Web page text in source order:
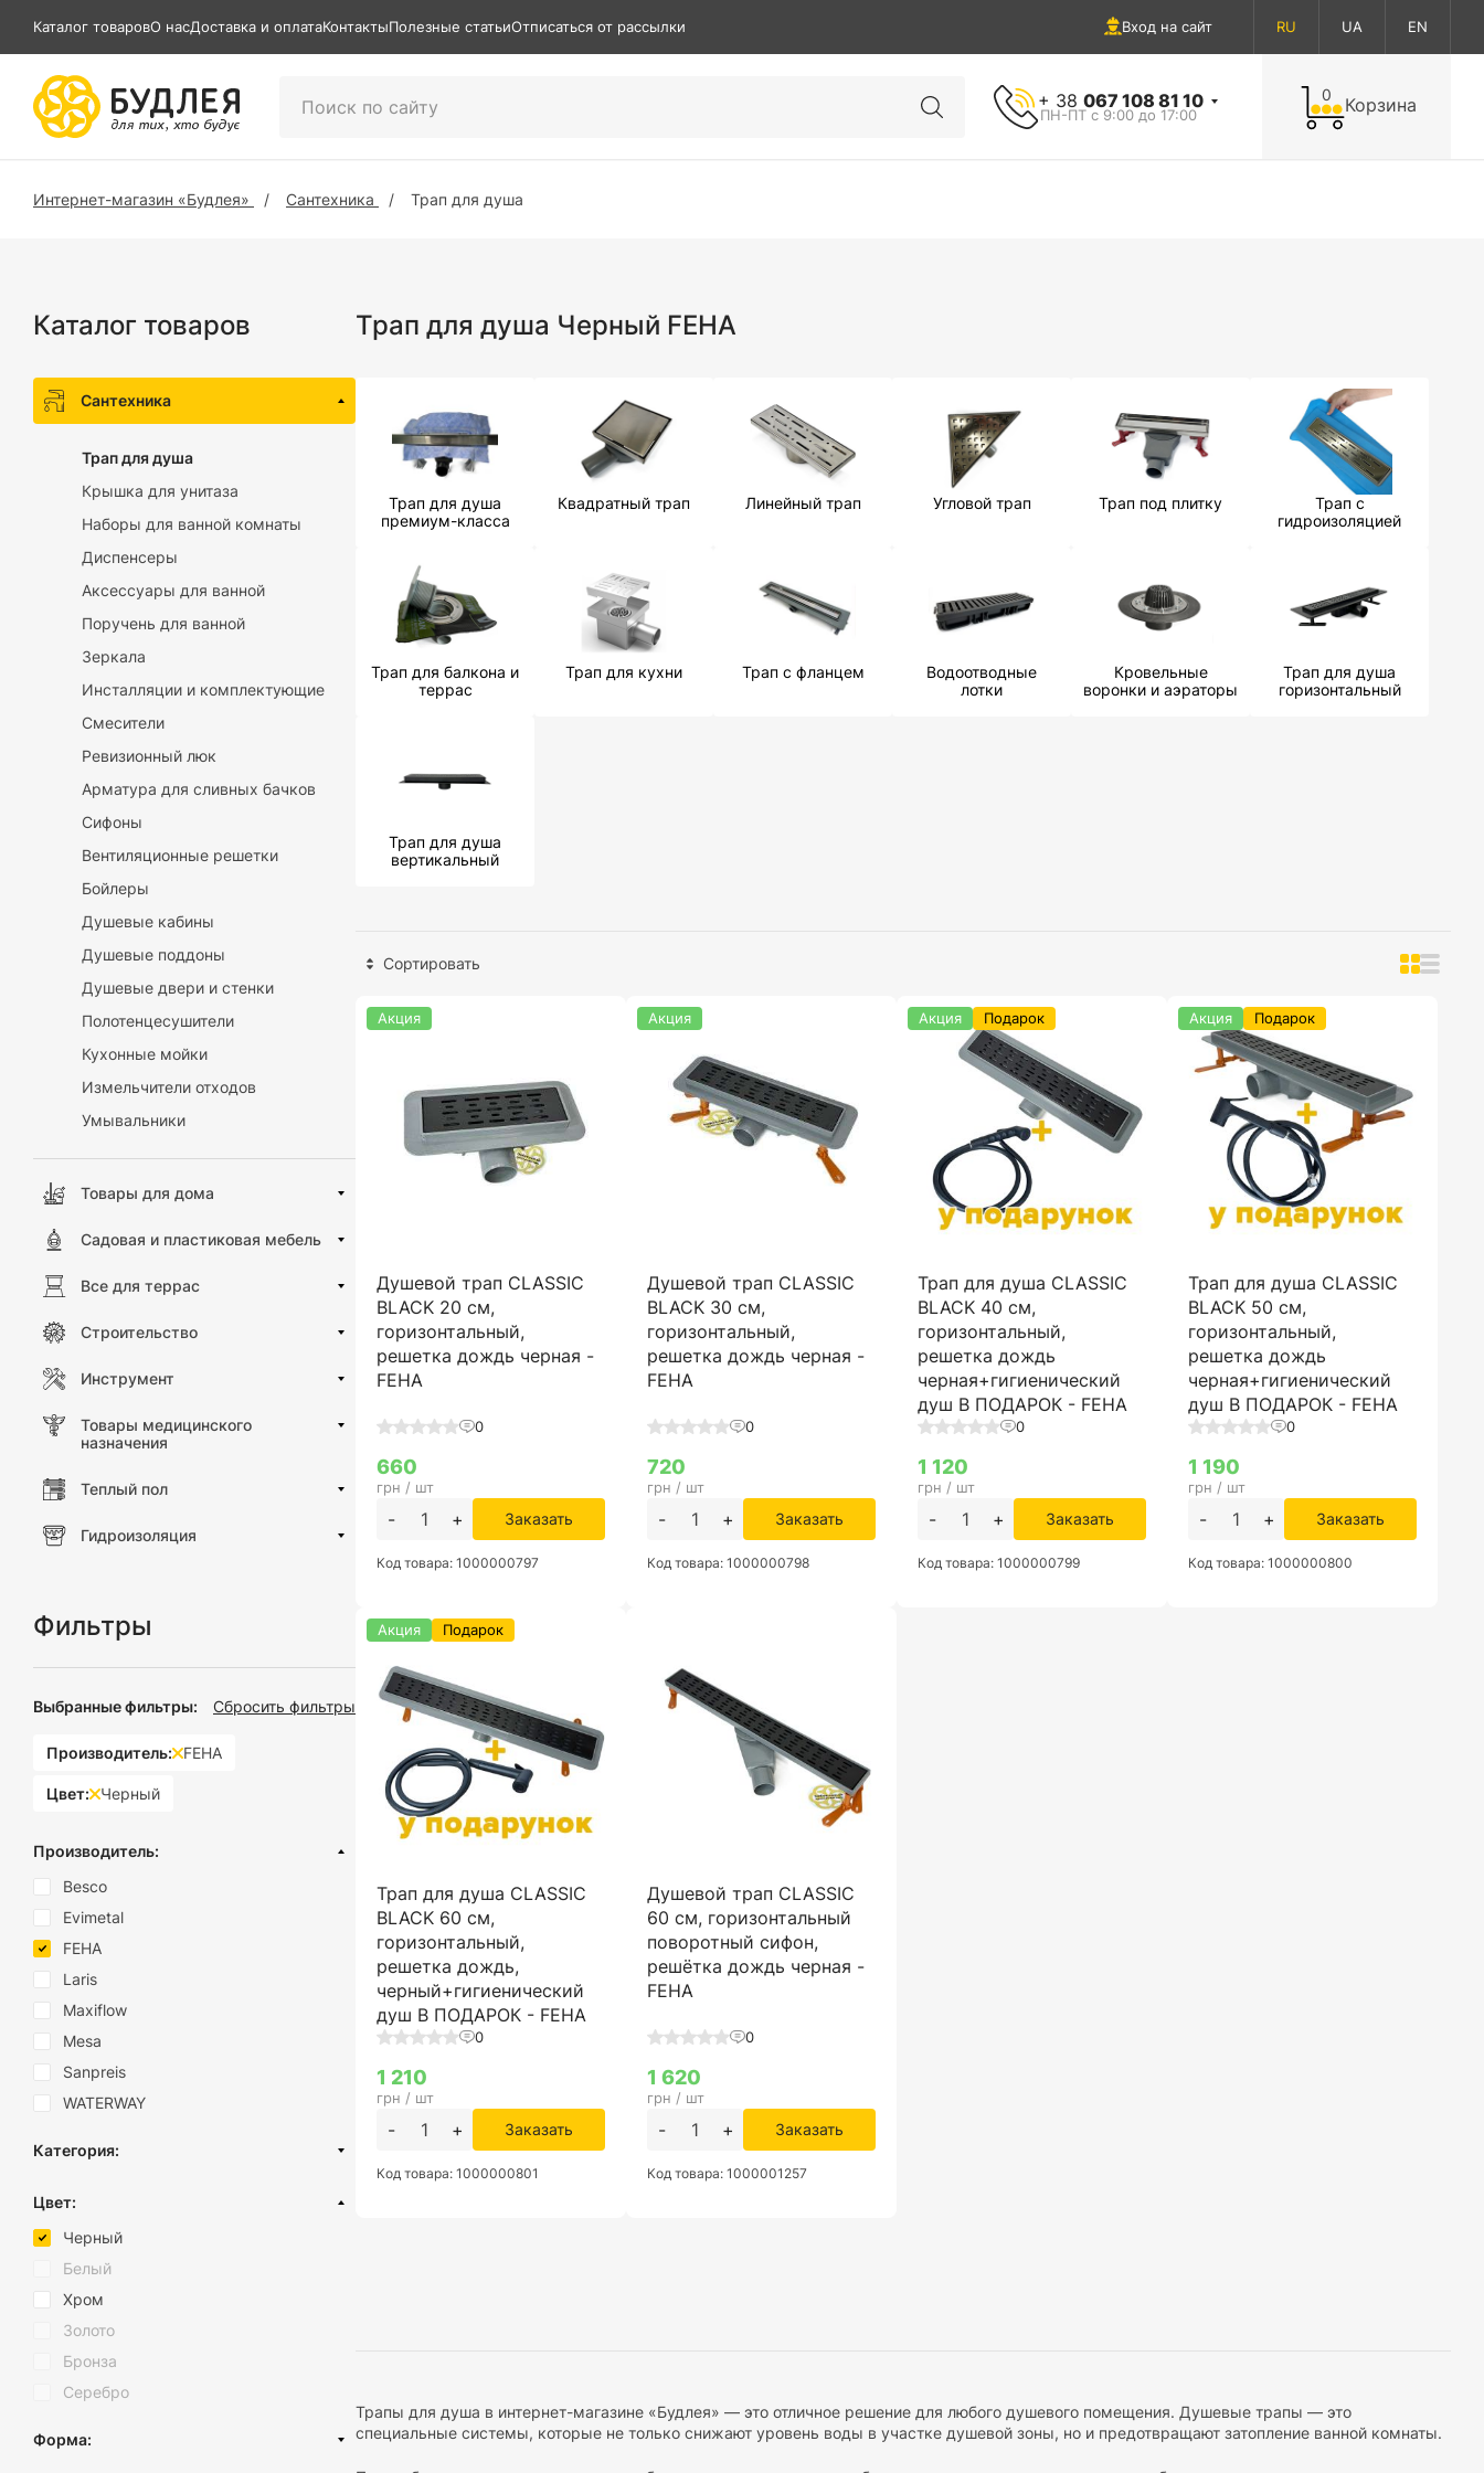
Каталог товаровО насДоставка и оплатаКонтактыПолезные статьиОтписаться от рассылки Вход на сайт RU UA EN
+ 38 067 108 81 10
ПН-ПТ с 9:00 до 17:00
0 Корзина
Интернет-магазин «Будлея» Сантехника Трап для душа
Каталог товаров
Сантехника
Трап для душа
Крышка для унитаза
Наборы для ванной комнаты
Диспенсеры
Аксессуары для ванной
Поручень для ванной
Зеркала
Инсталляции и комплектующие
Смесители
Ревизионный люк
Арматура для сливных бачков
Сифоны
Вентиляционные решетки
Бойлеры
Душевые кабины
Душевые поддоны
Душевые двери и стенки
Полотенцесушители
Кухонные мойки
Измельчители отходов
Умывальники
Товары для дома
Садовая и пластиковая мебель
Все для террас
Строительство
Инструмент
Товары медицинского
назначения
Теплый пол
Гидроизоляция
Фильтры
Выбранные фильтры: Сбросить фильтры
Производитель: FEHA
Цвет: Черный
Производитель:
Besco
Evimetal
FEHA
Laris
Maxiflow
Mesa
Sanpreis
WATERWAY
Категория:
Трап для балкона и террасы
Цвет:
Черный
Белый
Хром
Золото
Бронза
Серебро
Форма:
Трап для душа Черный FEHA
Трапы для душа в интернет-магазине «Будлея» — это отличное решение для любого душевого помещения. Душевые трапы — это
специальные системы, которые не только снижают уровень воды в участке душевой зоны, но и предотвращают затопление ванной комнаты.
Трап для душа
премиум-класса
Квадратный трап Линейный трап Угловой трап Трап под плитку
Трап с
гидроизоляцией
Трап для балкона и
террас
Трап для кухни Трап с фланцем
Водоотводные
лотки
Кровельные
воронки и аэраторы
Трап для душа
горизонтальный
Трап для душа
вертикальный
Сортировать
Душевой трап CLASSIC
BLACK 20 см,
горизонтальный,
решетка дождь черная -
FEHA
0
Акция
660
грн / шт
- + Заказать
Код товара: 1000000797
Душевой трап CLASSIC
BLACK 30 см,
горизонтальный,
решетка дождь черная -
FEHA
0
Акция
720
грн / шт
- + Заказать
Код товара: 1000000798
Трап для душа CLASSIC
BLACK 40 см,
горизонтальный,
решетка дождь
черная+гигиенический
душ В ПОДАРОК - FEHA
0
Акция Подарок
1 120
грн / шт
- + Заказать
Код товара: 1000000799
Трап для душа CLASSIC
BLACK 50 см,
горизонтальный,
решетка дождь
черная+гигиенический
душ В ПОДАРОК - FEHA
0
Акция Подарок
1 190
грн / шт
- + Заказать
Код товара: 1000000800
Трап для душа CLASSIC
BLACK 60 см,
горизонтальный,
решетка дождь,
черный+гигиенический
душ В ПОДАРОК - FEHA
0
Акция Подарок
1 210
грн / шт
- + Заказать
Код товара: 1000000801
Душевой трап CLASSIC
60 см, горизонтальный
поворотный сифон,
решётка дождь черная -
FEHA
0
1 620
грн / шт
- + Заказать
Код товара: 1000001257